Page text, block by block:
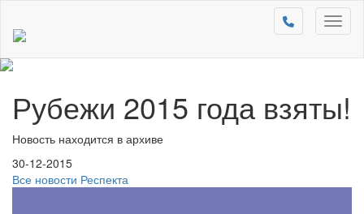
Рубежи 2015 года взяты!
Новость находится в архиве
30-12-2015
Все новости Респекта